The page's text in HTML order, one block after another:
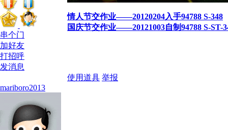
串个门
加好友
打招呼
发消息
情人节交作业——20120204入手94788 S-348
国庆节交作业——20121003自制94788 S-ST-
使用道具 举报
mariboro2013